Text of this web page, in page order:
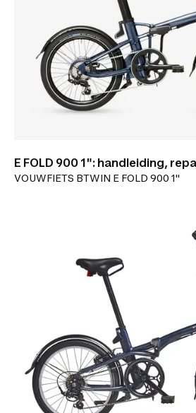
E FOLD 900 1": handleiding,
VOUWFIETS BTWIN E FOLD 900 1"